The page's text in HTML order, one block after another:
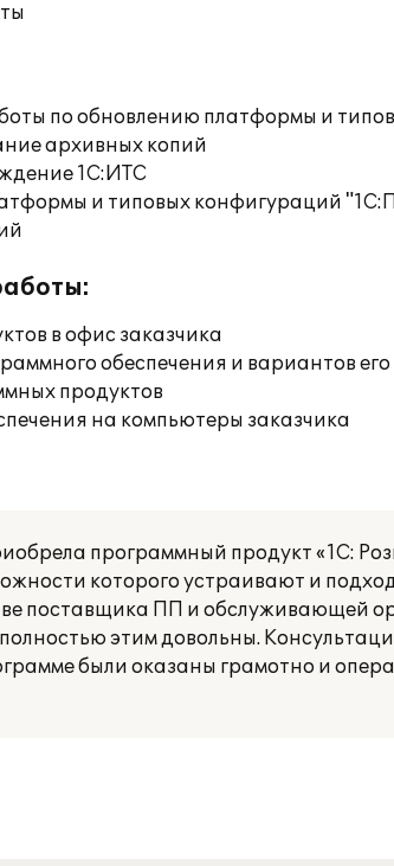
по обновлению платформы и
архивных копий
1С:ИТС
и типовых конфигураций
в офис заказчика
обеспечения и вариантов
продуктов
на компьютеры заказчика
программный продукт «1С:
которого устраивают и
поставщика ПП и обслуживающей
этим довольны.
были оказаны грамотно и